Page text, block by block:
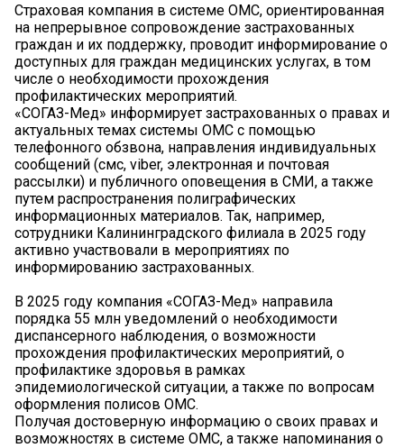
Страховая компания в системе ОМС, ориентированная
на непрерывное сопровождение застрахованных
граждан и их поддержку, проводит информирование о
доступных для граждан медицинских услугах, в том
числе о необходимости прохождения
профилактических мероприятий.
«СОГАЗ-Мед» информирует застрахованных о правах и
актуальных темах системы ОМС с помощью
телефонного обзвона, направления индивидуальных
сообщений (смс, viber, электронная и почтовая
рассылки) и публичного оповещения в СМИ, а также
путем распространения полиграфических
информационных материалов. Так, например,
сотрудники Калининградского филиала в 2025 году
активно участвовали в мероприятиях по
информированию застрахованных.
В 2025 году компания «СОГАЗ-Мед» направила
порядка 55 млн уведомлений о необходимости
диспансерного наблюдения, о возможности
прохождения профилактических мероприятий, о
профилактике здоровья в рамках
эпидемиологической ситуации, а также по вопросам
оформления полисов ОМС.
Получая достоверную информацию о своих правах и
возможностях в системе ОМС, а также напоминания о